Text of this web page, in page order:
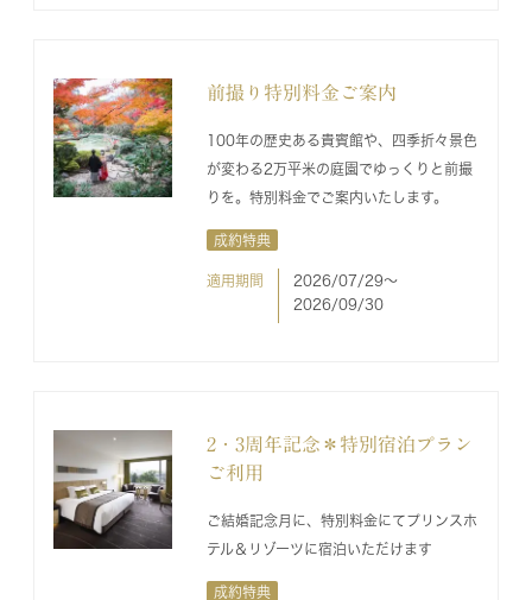
前撮り特別料金ご案内
100年の歴史ある貴賓館や、四季折々景色
が変わる2万平米の庭園でゆっくりと前撮
りを。特別料金でご案内いたします。
成約特典
適用期間
2026/07/29〜
2026/09/30
2・3周年記念＊特別宿泊プラン
ご利用
ご結婚記念月に、特別料金にてプリンスホ
テル＆リゾーツに宿泊いただけます
成約特典